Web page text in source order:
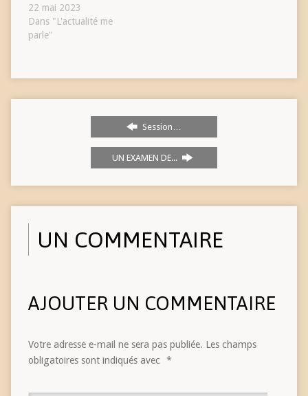
22 mai 2023
Dans "L'actualité me
parle"
Session…
UN EXAMEN DE...
UN COMMENTAIRE
AJOUTER UN COMMENTAIRE
Votre adresse e-mail ne sera pas publiée. Les champs
obligatoires sont indiqués avec *